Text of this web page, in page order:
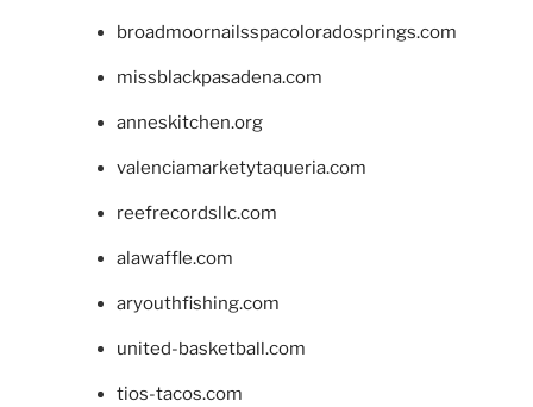
broadmoornailsspacoloradosprings.com
missblackpasadena.com
anneskitchen.org
valenciamarketytaqueria.com
reefrecordsllc.com
alawaffle.com
aryouthfishing.com
united-basketball.com
tios-tacos.com